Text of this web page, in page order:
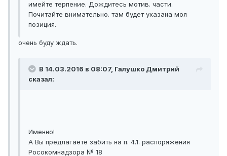
имейте терпение. Дождитесь мотив. части.
Почитайте внимательно. там будет указана моя
позиция.
очень буду ждать.
В 14.03.2016 в 08:07, Галушко Дмитрий
сказал:
Именно!
А Вы предлагаете забить на п. 4.1. распоряжения
Росокомнадзора № 18